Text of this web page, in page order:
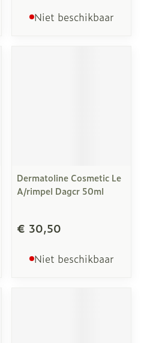
Niet beschikbaar
Dermatoline Cosmetic Le
A/rimpel Dagcr 50ml
€ 30,50
Niet beschikbaar